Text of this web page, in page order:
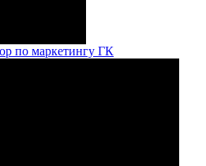
по маркетингу ГК